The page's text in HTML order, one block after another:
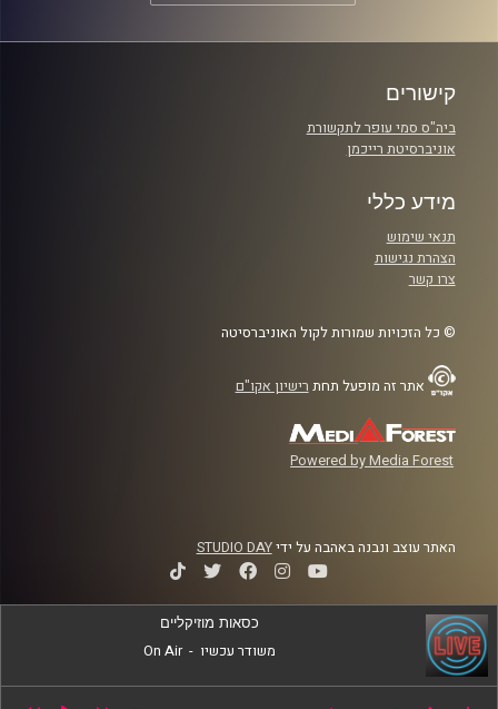
חיפוש:
קישורים
ביה"ס סמי עופר לתקשורת
אוניברסיטת רייכמן
מידע כללי
תנאי שימוש
הצהרת נגישות
צרו קשר
© כל הזכויות שמורות לקול האוניברסיטה
אתר זה מופעל תחת רישיון אקו"ם
Powered by Media Forest
האתר עוצב ונבנה באהבה על ידיSTUDIO DAY
כסאות מוזיקליים
משודר עכשיו -
On Air